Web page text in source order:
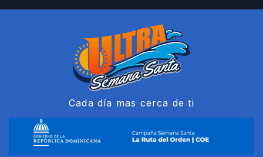
Saltar
Cada día mas cerca de ti